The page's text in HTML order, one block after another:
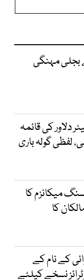
بجلی مہنگی
دلاور کی قائمہ
لفظی گولہ باری
میکانزم کا
کا
کے نام کے
نسخے کیلئے